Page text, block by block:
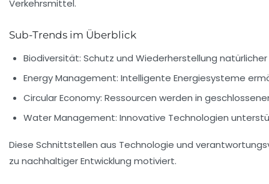
Verkehrsmittel.
Sub-Trends im Überblick
Biodiversität: Schutz und Wiederherstellung
Energy Management: Intelligente Energiesysteme
Circular Economy: Ressourcen werden in
Water Management: Innovative Technologien
Diese Schnittstellen aus Technologie und
zu nachhaltiger Entwicklung motiviert.